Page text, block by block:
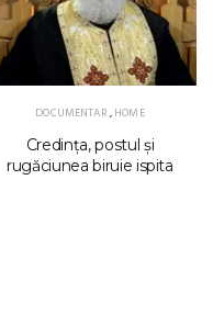
DOCUMENTAR,HOME
Credința, postul și
rugăciunea biruie ispita